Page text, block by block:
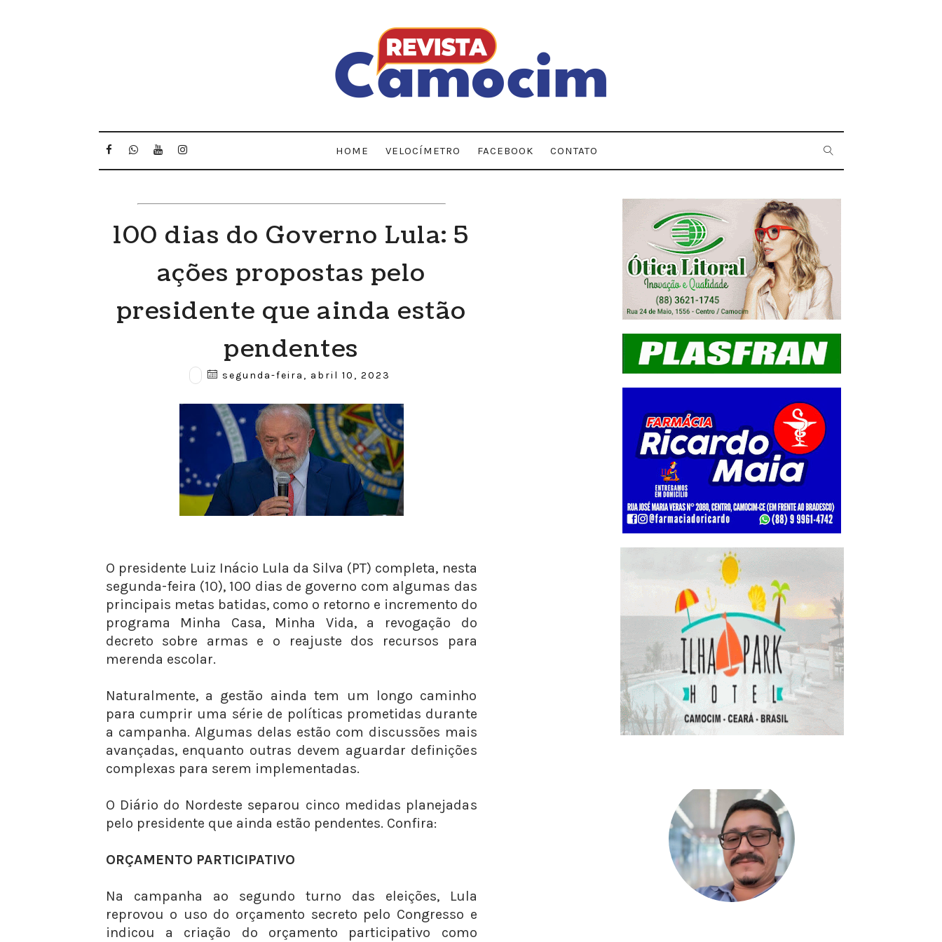
HOME VELOCÍMETRO FACEBOOK CONTATO
100 dias do Governo Lula: 5
ações propostas pelo
presidente que ainda estão
pendentes
segunda-feira, abril 10, 2023
O presidente Luiz Inácio Lula da Silva (PT) completa, nesta
segunda-feira (10), 100 dias de governo com algumas das
principais metas batidas, como o retorno e incremento do
programa Minha Casa, Minha Vida, a revogação do
decreto sobre armas e o reajuste dos recursos para
merenda escolar.
Naturalmente, a gestão ainda tem um longo caminho
para cumprir uma série de políticas prometidas durante
a campanha. Algumas delas estão com discussões mais
avançadas, enquanto outras devem aguardar definições
complexas para serem implementadas.
O Diário do Nordeste separou cinco medidas planejadas
pelo presidente que ainda estão pendentes. Confira:
ORÇAMENTO PARTICIPATIVO
Na campanha ao segundo turno das eleições, Lula
reprovou o uso do orçamento secreto pelo Congresso e
indicou a criação do orçamento participativo como